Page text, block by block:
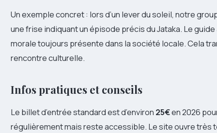
Un exemple concret : lors d’un lever du soleil, notre
une frise indiquant un épisode précis du Jataka. Le
morale toujours présente dans la société locale. Cela
rencontre culturelle.
Infos pratiques et conseils
Le billet d’entrée standard est d’environ 25€en 2026
régulièrement mais reste accessible. Le site ouvre très